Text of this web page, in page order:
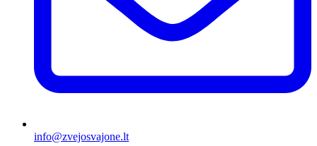
info@zvejosvajone.lt